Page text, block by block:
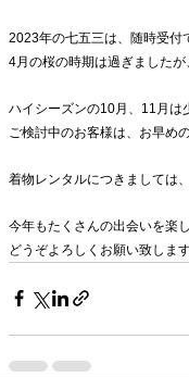
2023年の七五三は、随時受付
4月の桜の時期は過ぎました
ハイシーズンの10月、11月は
ご検討中のお客様は、お早め
着物レンタルにつきましては、
今年もたくさんの出会いを楽
どうぞよろしくお願い致します